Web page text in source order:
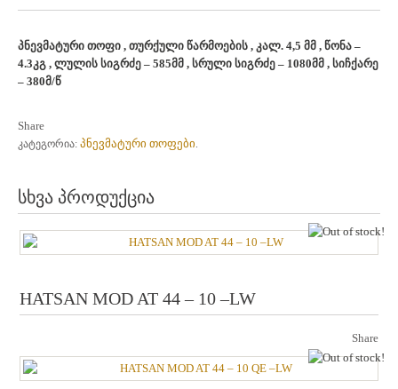
პნევმატური თოფი , თურქული წარმოების , კალ. 4,5 მმ , წონა –
4.3კგ , ლულის სიგრძე – 585მმ , სრული სიგრძე – 1080მმ , სიჩქარე
– 380მ/წ
Share
კატეგორია: პნევმატური თოფები.
სხვა პროდუქცია
HATSAN MOD AT 44 – 10 –LW
Share